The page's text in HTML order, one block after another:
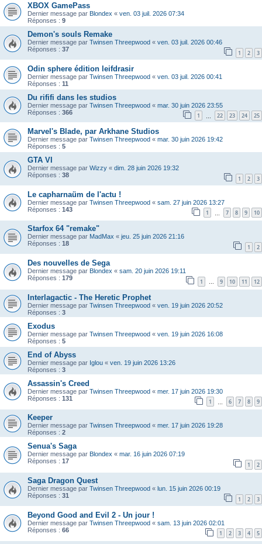
XBOX GamePass
Dernier message par Blondex « ven. 03 juil. 2026 07:34
Réponses : 9
Demon's souls Remake
Dernier message par Twinsen Threepwood « ven. 03 juil. 2026 00:46
Réponses : 37 1 2 3
Odin sphere édition leifdrasir
Dernier message par Twinsen Threepwood « ven. 03 juil. 2026 00:41
Réponses : 11
Du rififi dans les studios
Dernier message par Twinsen Threepwood « mar. 30 juin 2026 23:55
Réponses : 366 1 22 23 24 25
Marvel's Blade, par Arkhane Studios
Dernier message par Twinsen Threepwood « mar. 30 juin 2026 19:42
Réponses : 5
GTA VI
Dernier message par Wizzy « dim. 28 juin 2026 19:32
Réponses : 38 1 2 3
Le capharnaüm de l'actu !
Dernier message par Twinsen Threepwood « sam. 27 juin 2026 13:27
Réponses : 143 1 7 8 9 10
Starfox 64 "remake"
Dernier message par MadMax « jeu. 25 juin 2026 21:16
Réponses : 18 1 2
Des nouvelles de Sega
Dernier message par Blondex « sam. 20 juin 2026 19:11
Réponses : 179 1 … 9 10 11 12
Interlagactic - The Heretic Prophet
Dernier message par Twinsen Threepwood « ven. 19 juin 2026 20:52
Réponses : 3
Exodus
Dernier message par Twinsen Threepwood « ven. 19 juin 2026 16:08
Réponses : 5
End of Abyss
Dernier message par Iglou « ven. 19 juin 2026 13:26
Réponses : 3
Assassin's Creed
Dernier message par Twinsen Threepwood « mer. 17 juin 2026 19:30
Réponses : 131 1 6 7 8 9
Keeper
Dernier message par Twinsen Threepwood « mer. 17 juin 2026 19:28
Réponses : 2
Senua's Saga
Dernier message par Blondex « mar. 16 juin 2026 07:19
Réponses : 17 1 2
Saga Dragon Quest
Dernier message par Twinsen Threepwood « lun. 15 juin 2026 00:19
Réponses : 31 1 2 3
Beyond Good and Evil 2 - Un jour !
Dernier message par Twinsen Threepwood « sam. 13 juin 2026 02:01
Réponses : 66 1 2 3 4 5